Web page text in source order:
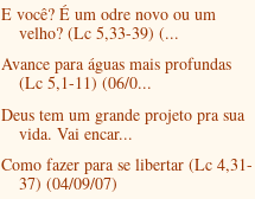
E você? É um odre novo ou um
velho? (Lc 5,33-39) (...
Avance para águas mais profundas
(Lc 5,1-11) (06/0...
Deus tem um grande projeto pra sua
vida. Vai encar...
Como fazer para se libertar (Lc 4,31-
37) (04/09/07)